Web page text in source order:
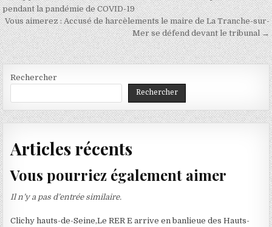
l’article
pendant la pandémie de COVID-19
Vous aimerez : Accusé de harcèlements le maire de La Tranche-sur-
Mer se défend devant le tribunal →
Rechercher
Rechercher
Articles récents
Vous pourriez également aimer
Il n’y a pas d’entrée similaire.
Clichy hauts-de-Seine,Le RER E arrive en banlieue des Hauts-